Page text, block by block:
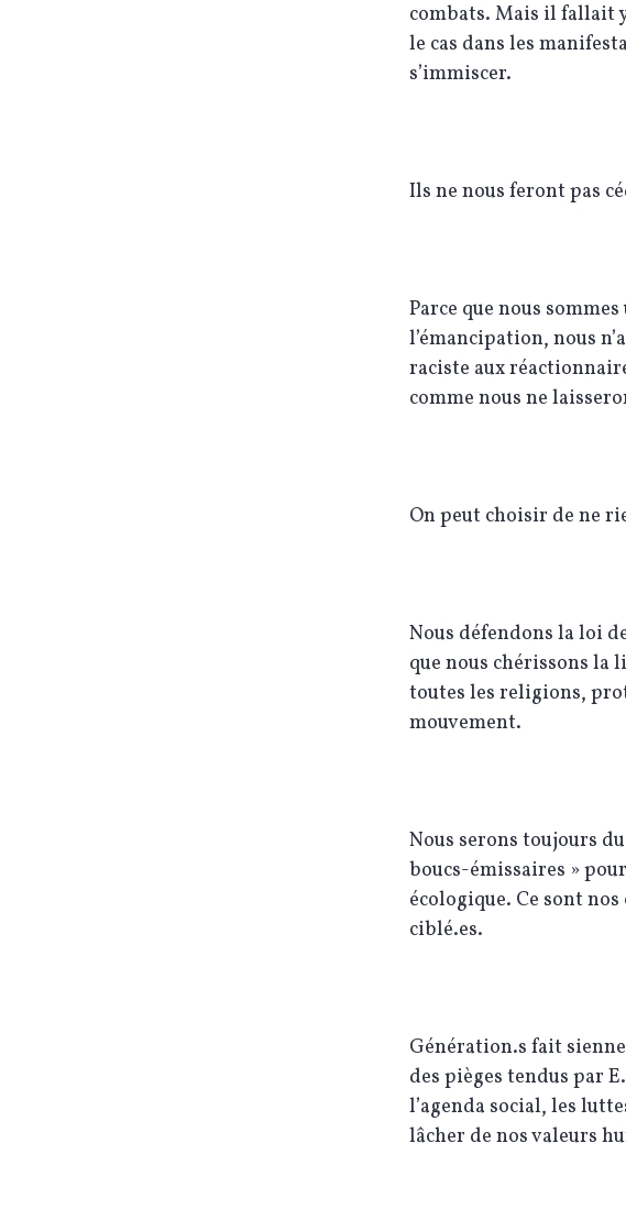
combats. Mais il fallait
le cas dans les
s’immiscer.
Ils ne nous feront pas
Parce que nous
l’émancipation, nous
raciste aux
comme nous ne
On peut choisir de ne
Nous défendons la loi
que nous chérissons la
toutes les religions,
mouvement.
Nous serons toujours
boucs-émissaires »
écologique. Ce sont
ciblé.es.
Génération.s fait
des pièges tendus par
l’agenda social, les
lâcher de nos valeurs